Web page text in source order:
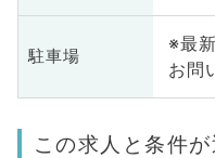
駐車場
※最
お問
この求人と条件が